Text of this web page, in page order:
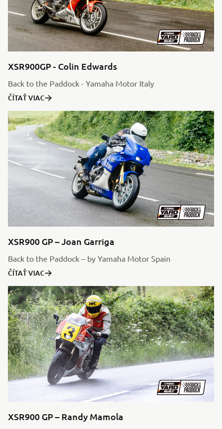
XSR900GP - Colin Edwards
Back to the Paddock - Yamaha Motor Italy
ČÍTAŤ VIAC
XSR900 GP – Joan Garriga
Back to the Paddock – by Yamaha Motor Spain
ČÍTAŤ VIAC
XSR900 GP – Randy Mamola